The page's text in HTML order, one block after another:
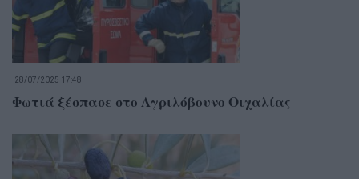
28/07/2025 17:48
Φωτιά ξέσπασε στο Αγριλόβουνο Οιχαλίας